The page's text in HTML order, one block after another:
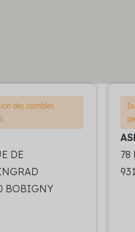
des combles
DE
BOBIGNY
78